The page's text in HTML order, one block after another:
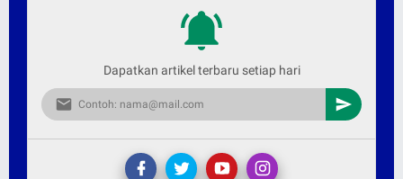
Dapatkan artikel terbaru setiap hari